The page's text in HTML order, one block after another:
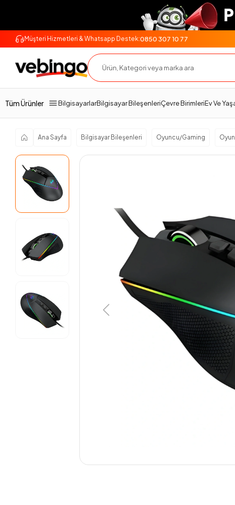
Müşteri Hizmetleri & Whatsapp Destek:0850 307 10 77
Tüm Ürünler BilgisayarlarBilgisayar BileşenleriÇevre BirimleriEv Ve
Ana Sayfa Bilgisayar Bileşenleri Oyuncu/Gaming
Ürün Açıklaması Teslimat Ve İade